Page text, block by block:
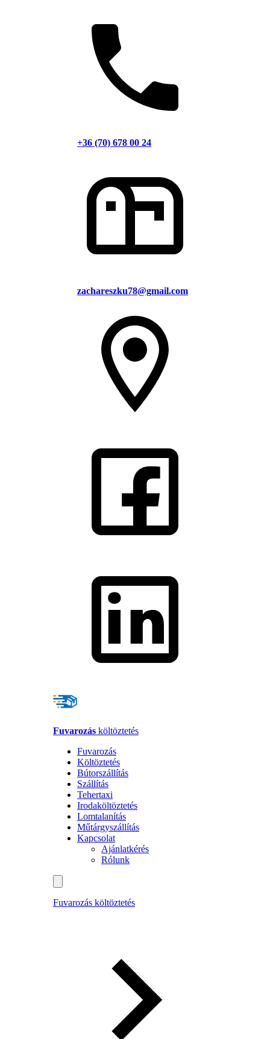
+36 (70) 678 00 24
zachareszku78@gmail.com
Fuvarozás költöztetés
Fuvarozás
Költöztetés
Bútorszállítás
Szállítás
Tehertaxi
Irodaköltöztetés
Lomtalanítás
Műtárgyszállítás
Kapcsolat
Ajánlatkérés
Rólunk
Fuvarozás költöztetés